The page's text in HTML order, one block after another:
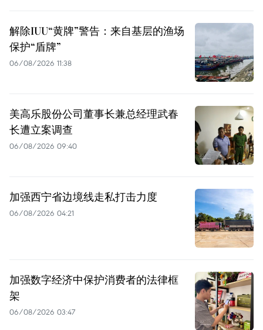
解除IUU“黄牌”警告：来自基层的渔场
保护“盾牌”
06/08/2026 11:38
美高乐股份公司董事长兼总经理武春
长遭立案调查
06/08/2026 09:40
加强西宁省边境线走私打击力度
06/08/2026 04:21
加强数字经济中保护消费者的法律框
架
06/08/2026 03:47